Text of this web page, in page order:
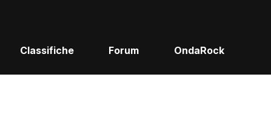
Classifiche Forum OndaRock